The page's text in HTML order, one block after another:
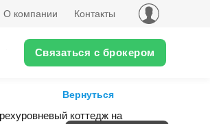
О компании Контакты
Связаться с брокером
Вернуться